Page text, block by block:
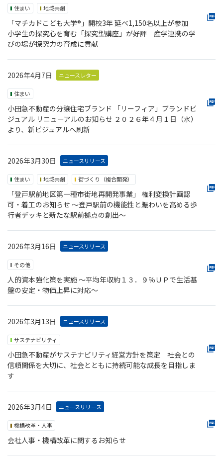
住まい 地域共創
「マチカドこども大学®」開校3年 延べ1,150名以上が参加
小学生の探究心を育む「探究型講座」が好評 産学連携の学
びの場が探究力の育成に貢献
2026年4月7日 ニュースレター
住まい
小田急不動産の分譲住宅ブランド 「リーフィア」ブランドビ
ジュアル リニューアルのお知らせ ２０２６年４月１日（水）
より、新ビジュアルへ刷新
2026年3月30日 ニュースリリース
住まい 地域共創 街づくり（複合開発）
「登⼾駅前地区第一種市街地再開発事業」 権利変換計画認
可・着工のお知らせ 〜登⼾駅前の機能性と賑わいを高める歩
行者デッキと新たな駅前拠点の創出〜
2026年3月16日 ニュースリリース
その他
人的資本強化策を実施 ～平均年収約１３．９％ＵＰで生活基
盤の安定・物価上昇に対応～
2026年3月13日 ニュースリリース
サステナビリティ
小田急不動産がサステナビリティ経営方針を策定 社会との
信頼関係を大切に、社会とともに持続可能な成長を目指しま
す
2026年3月4日 ニュースリリース
機構改革・人事
会社人事・機構改革に関するお知らせ